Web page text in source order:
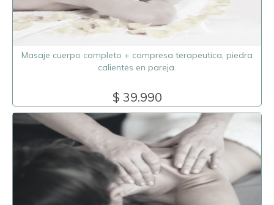
Masaje cuerpo completo + compresa terapeutica, piedra
calientes en pareja.
$ 39.990